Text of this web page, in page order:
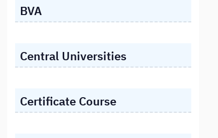
BVA
Central Universities
Certificate Course